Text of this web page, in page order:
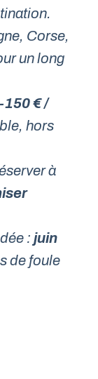
Corse,
un long
150 € /
hors
à
:juin
de foule